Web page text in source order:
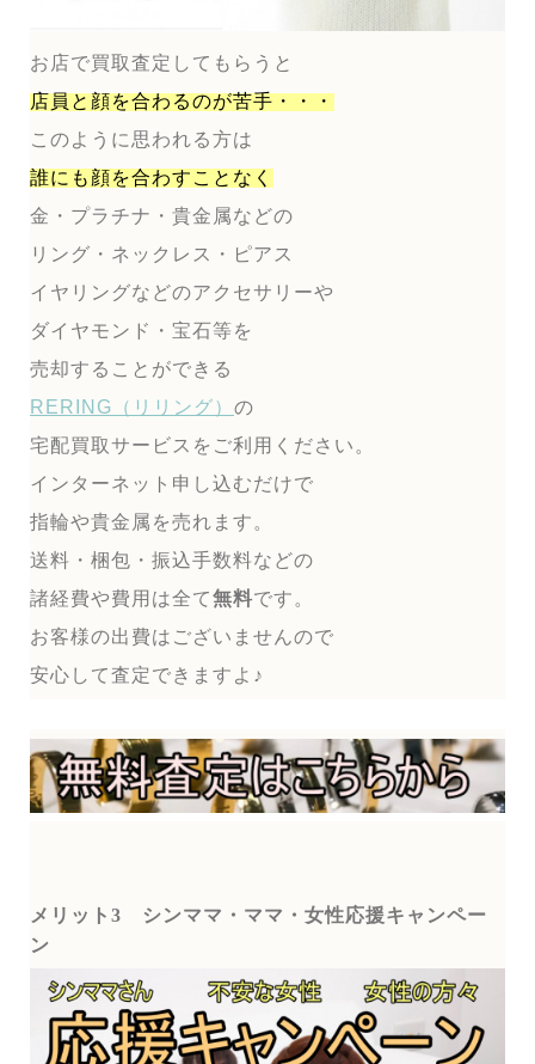
お店で買取査定してもらうと
店員と顔を合わるのが苦手・・・
このように思われる方は
誰にも顔を合わすことなく
金・プラチナ・貴金属などの
リング・ネックレス・ピアス
イヤリングなどのアクセサリーや
ダイヤモンド・宝石等を
売却することができる
RERING（リリング） の
宅配買取サービスをご利用ください。
インターネット申し込むだけで
指輪や貴金属を売れます。
送料・梱包・振込手数料などの
諸経費や費用は全て無料です。
お客様の出費はございませんので
安心して査定できますよ♪
メリット3
シンママ・ママ・女性応援キャンペー
ン